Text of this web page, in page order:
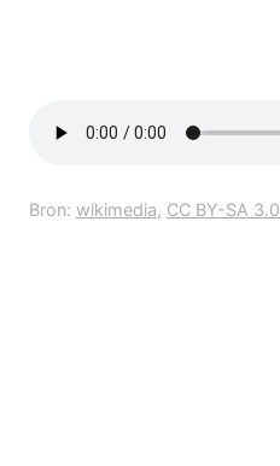
Bron: wikimedia, CC BY-SA 3.0